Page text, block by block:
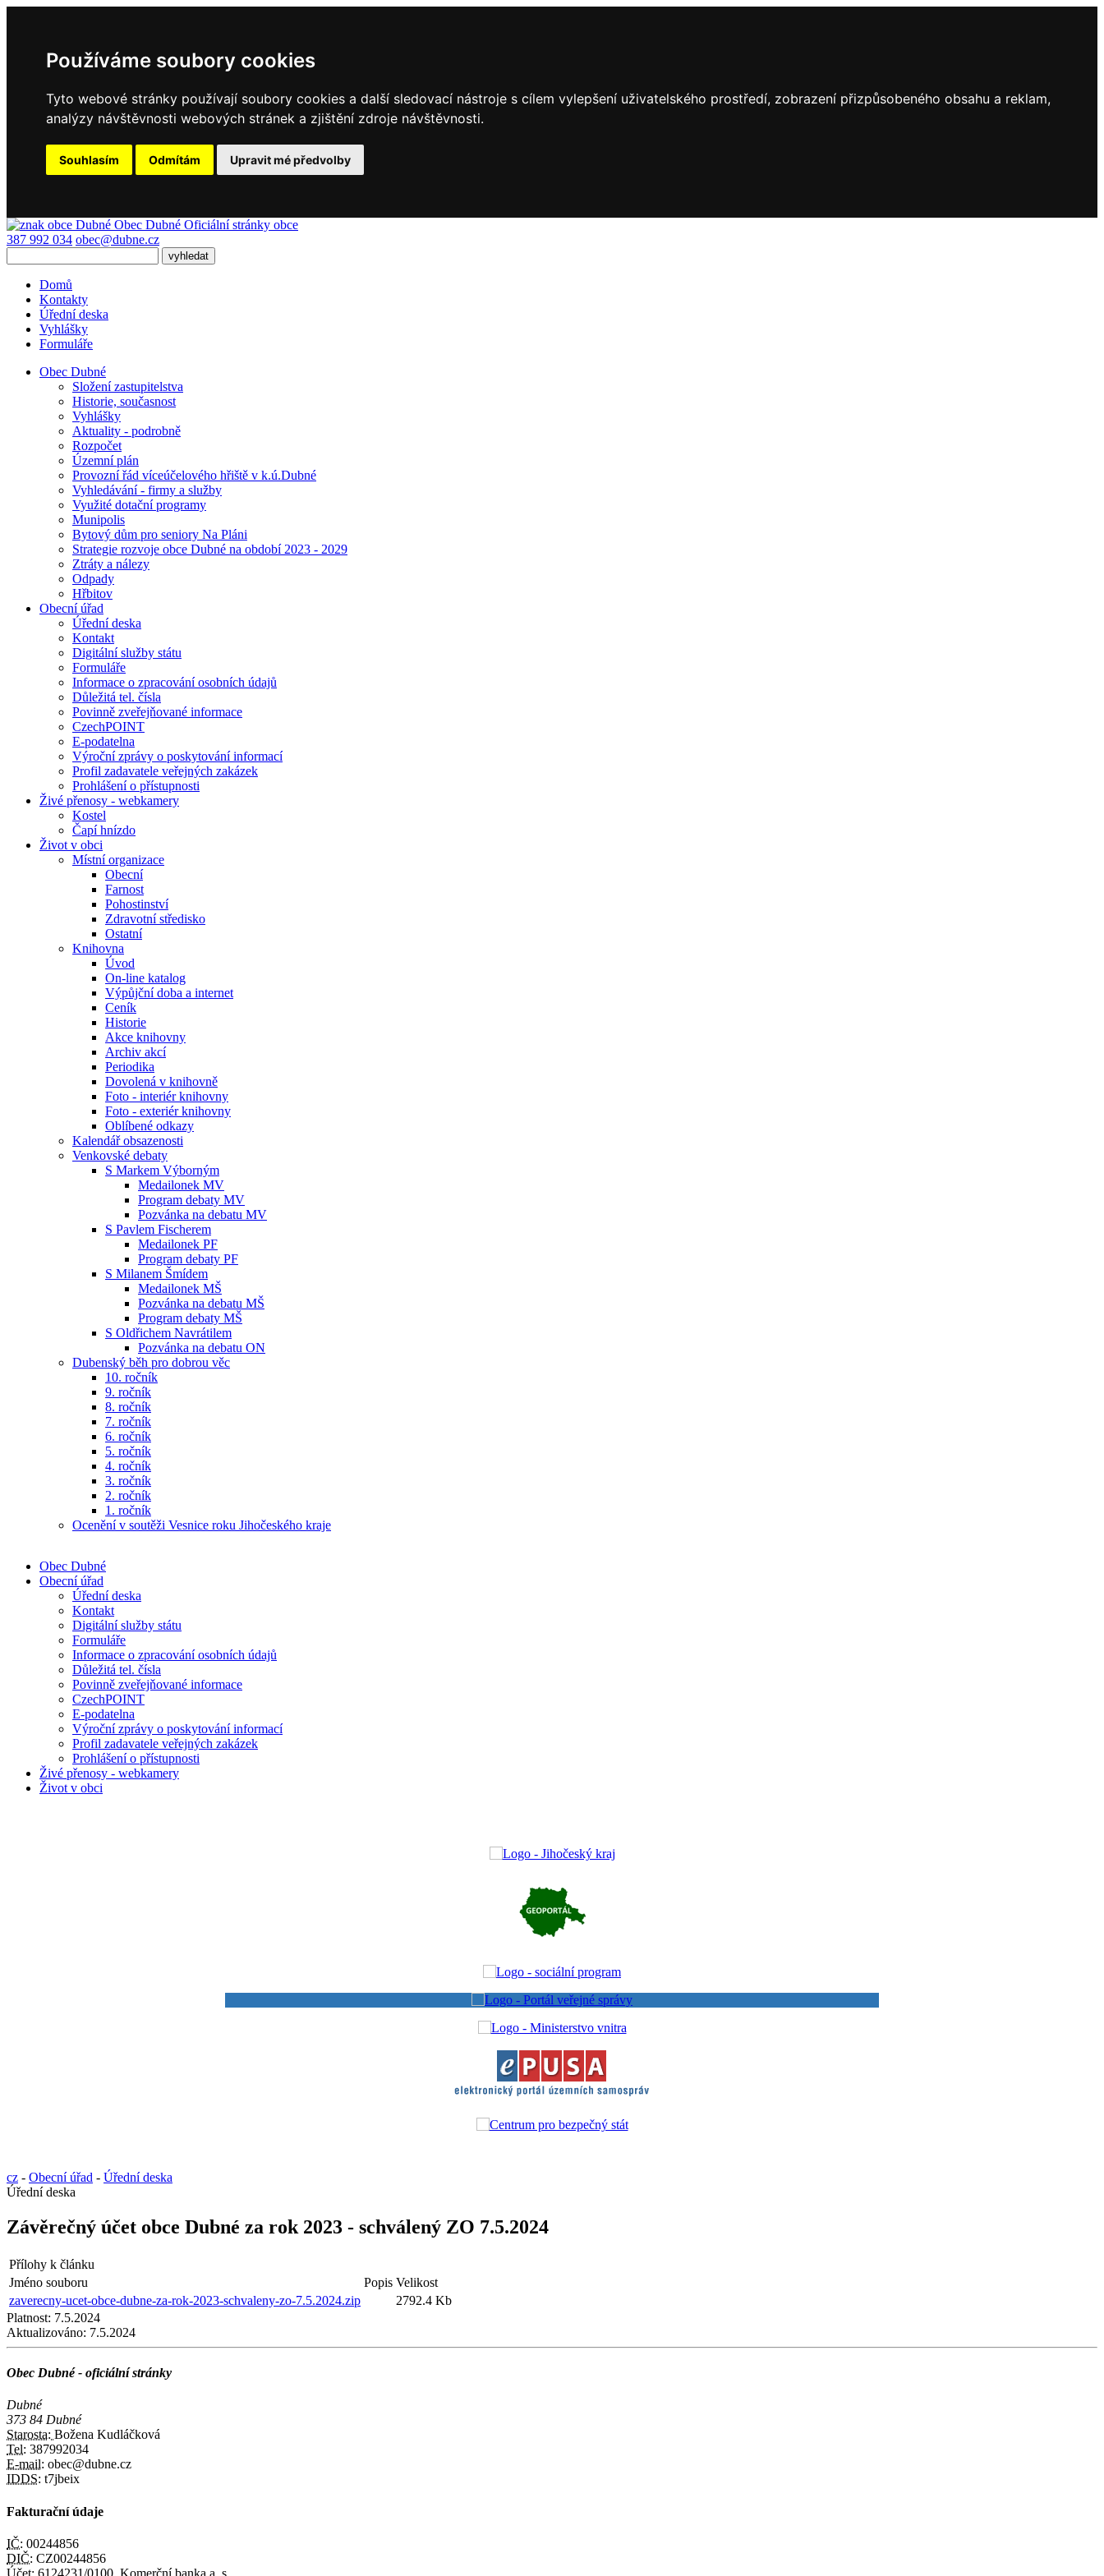
Používáme soubory cookies
Tyto webové stránky používají soubory cookies a další sledovací nástroje s cílem vylepšení uživatelského prostředí, zobrazení přizpůsobeného obsahu a reklam,
analýzy návštěvnosti webových stránek a zjištění zdroje návštěvnosti.
Souhlasím Odmítám Upravit mé předvolby
Obec Dubné Oficiální stránky obce
387 992 034 obec@dubne.cz
Domů
Kontakty
Úřední deska
Vyhlášky
Formuláře
Obec Dubné
Složení zastupitelstva
Historie, současnost
Vyhlášky
Aktuality - podrobně
Rozpočet
Územní plán
Provozní řád víceúčelového hřiště v k.ú.Dubné
Vyhledávání - firmy a služby
Využité dotační programy
Munipolis
Bytový dům pro seniory Na Pláni
Strategie rozvoje obce Dubné na období 2023 - 2029
Ztráty a nálezy
Odpady
Hřbitov
Obecní úřad
Úřední deska
Kontakt
Digitální služby státu
Formuláře
Informace o zpracování osobních údajů
Důležitá tel. čísla
Povinně zveřejňované informace
CzechPOINT
E-podatelna
Výroční zprávy o poskytování informací
Profil zadavatele veřejných zakázek
Prohlášení o přístupnosti
Živé přenosy - webkamery
Kostel
Čapí hnízdo
Život v obci
Místní organizace
Obecní
Farnost
Pohostinství
Zdravotní středisko
Ostatní
Knihovna
Úvod
On-line katalog
Výpůjční doba a internet
Ceník
Historie
Akce knihovny
Archiv akcí
Periodika
Dovolená v knihovně
Foto - interiér knihovny
Foto - exteriér knihovny
Oblíbené odkazy
Kalendář obsazenosti
Venkovské debaty
S Markem Výborným
Medailonek MV
Program debaty MV
Pozvánka na debatu MV
S Pavlem Fischerem
Medailonek PF
Program debaty PF
S Milanem Šmídem
Medailonek MŠ
Pozvánka na debatu MŠ
Program debaty MŠ
S Oldřichem Navrátilem
Pozvánka na debatu ON
Dubenský běh pro dobrou věc
10. ročník
9. ročník
8. ročník
7. ročník
6. ročník
5. ročník
4. ročník
3. ročník
2. ročník
1. ročník
Ocenění v soutěži Vesnice roku Jihočeského kraje
Obec Dubné
Obecní úřad
Úřední deska
Kontakt
Digitální služby státu
Formuláře
Informace o zpracování osobních údajů
Důležitá tel. čísla
Povinně zveřejňované informace
CzechPOINT
E-podatelna
Výroční zprávy o poskytování informací
Profil zadavatele veřejných zakázek
Prohlášení o přístupnosti
Živé přenosy - webkamery
Život v obci
cz - Obecní úřad - Úřední deska
Úřední deska
Závěrečný účet obce Dubné za rok 2023 - schválený ZO 7.5.2024
Přílohy k článku
Jméno souboru
Popis Velikost
zaverecny-ucet-obce-dubne-za-rok-2023-schvaleny-zo-7.5.2024.zip
2792.4 Kb
Platnost: 7.5.2024
Aktualizováno: 7.5.2024
Obec Dubné - oficiální stránky
Dubné
373 84 Dubné
Starosta: Božena Kudláčková
Tel: 387992034
E-mail: obec@dubne.cz
IDDS: t7jbeix
Fakturační údaje
IČ: 00244856
DIČ: CZ00244856
Účet: 6124231/0100, Komerční banka a. s.